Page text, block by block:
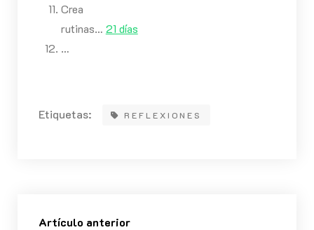
Crea
rutinas… 21 días
…
Etiquetas: REFLEXIONES
Artículo anterior